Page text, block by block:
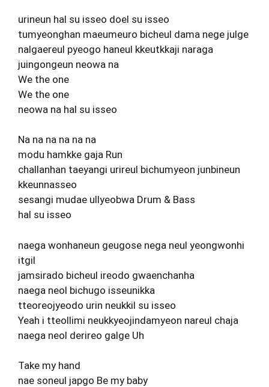
urineun hal su isseo doel su isseo
tumyeonghan maeumeuro bicheul dama nege julge
nalgaereul pyeogo haneul kkeutkkaji naraga
juingongeun neowa na
We the one
We the one
neowa na hal su isseo
Na na na na na na
modu hamkke gaja Run
challanhan taeyangi urireul bichumyeon junbineun
kkeunnasseo
sesangi mudae ullyeobwa Drum & Bass
hal su isseo
naega wonhaneun geugose nega neul yeongwonhi
itgil
jamsirado bicheul ireodo gwaenchanha
naega neol bichugo isseunikka
tteoreojyeodo urin neukkil su isseo
Yeah i tteollimi neukkyeojindamyeon nareul chaja
naega neol derireo galge Uh
Take my hand
nae soneul japgo Be my baby